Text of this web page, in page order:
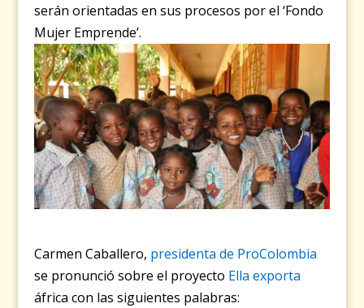
serán orientadas en sus procesos por el ‘Fondo
Mujer Emprende’.
Carmen Caballero, presidenta de ProColombia
se pronunció sobre el proyecto Ella exporta
áfrica con las siguientes palabras: